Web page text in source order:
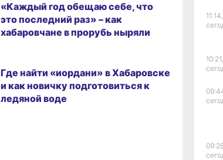
«Каждый год обещаю себе, что
это последний раз» – как
хабаровчане в прорубь ныряли
Где найти «иордани» в Хабаровске
и как новичку подготовиться к
ледяной воде
11:14,
10:21,